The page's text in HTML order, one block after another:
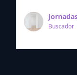
Buscador